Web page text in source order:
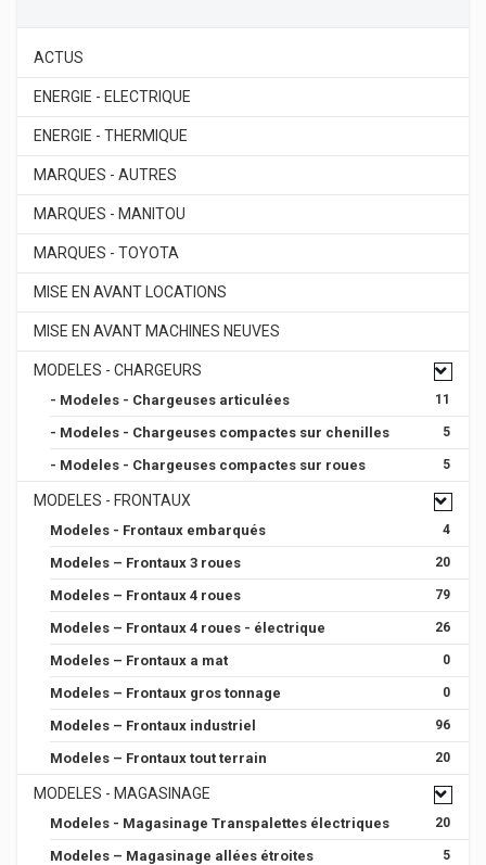
ACTUS
ENERGIE - ELECTRIQUE
ENERGIE - THERMIQUE
MARQUES - AUTRES
MARQUES - MANITOU
MARQUES - TOYOTA
MISE EN AVANT LOCATIONS
MISE EN AVANT MACHINES NEUVES
MODELES - CHARGEURS
- Modeles - Chargeuses articulées 11
- Modeles - Chargeuses compactes sur chenilles 5
- Modeles - Chargeuses compactes sur roues 5
MODELES - FRONTAUX
Modeles - Frontaux embarqués 4
Modeles – Frontaux 3 roues 20
Modeles – Frontaux 4 roues 79
Modeles – Frontaux 4 roues - électrique 26
Modeles – Frontaux a mat 0
Modeles – Frontaux gros tonnage 0
Modeles – Frontaux industriel 96
Modeles – Frontaux tout terrain 20
MODELES - MAGASINAGE
Modeles - Magasinage Transpalettes électriques 20
Modeles – Magasinage allées étroites 5